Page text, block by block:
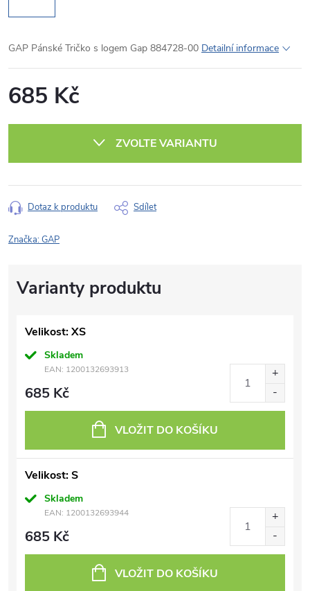
GAP Pánské Tričko s logem Gap 884728-00 Detailní informace
685 Kč
ZVOLTE VARIANTU
Dotaz k produktu Sdílet
Značka:GAP
Velikost: XS
Skladem
EAN: 1200132693913
685 Kč
VLOŽIT DO KOŠÍKU
Velikost: S
Skladem
EAN: 1200132693944
685 Kč
VLOŽIT DO KOŠÍKU